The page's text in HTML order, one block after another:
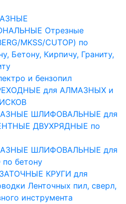
Отрезные
MKSS/CUTOP) по
Бетону, Кирпичу, Граниту,
и бензопил
для АЛМАЗНЫХ и
ШЛИФОВАЛЬНЫЕ для
ДВУХРЯДНЫЕ по
ШЛИФОВАЛЬНЫЕ для
бетону
КРУГИ для
Ленточных пил, сверл,
инструмента